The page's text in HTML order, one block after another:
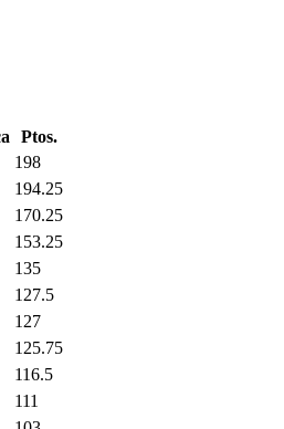
Ptos.
198
194.25
170.25
153.25
135
127.5
127
125.75
116.5
111